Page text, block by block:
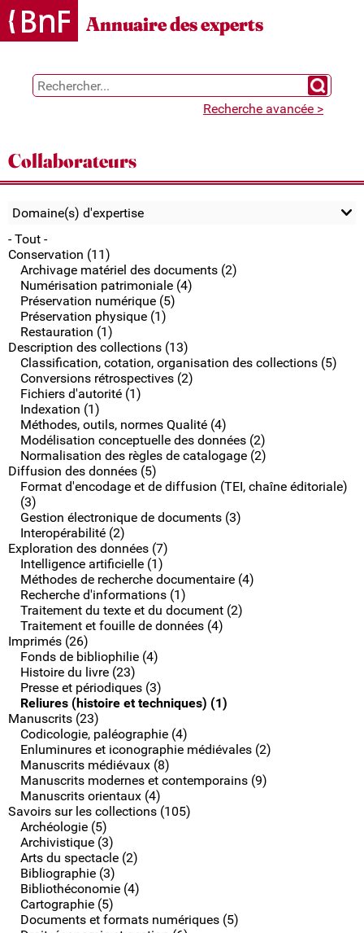
Gestion des cookies
Annuaire des experts
Chercher
Recherche avancée >
Collaborateurs
Domaine(s) d'expertise
- Tout -
Conservation (11)
Archivage matériel des documents (2)
Numérisation patrimoniale (4)
Préservation numérique (5)
Préservation physique (1)
Restauration (1)
Description des collections (13)
Classification, cotation, organisation des collections (5)
Conversions rétrospectives (2)
Fichiers d'autorité (1)
Indexation (1)
Méthodes, outils, normes Qualité (4)
Modélisation conceptuelle des données (2)
Normalisation des règles de catalogage (2)
Diffusion des données (5)
Format d'encodage et de diffusion (TEI, chaîne éditoriale)
(3)
Gestion électronique de documents (3)
Interopérabilité (2)
Exploration des données (7)
Intelligence artificielle (1)
Méthodes de recherche documentaire (4)
Recherche d'informations (1)
Traitement du texte et du document (2)
Traitement et fouille de données (4)
Imprimés (26)
Fonds de bibliophilie (4)
Histoire du livre (23)
Presse et périodiques (3)
Reliures (histoire et techniques) (1)
Manuscrits (23)
Codicologie, paléographie (4)
Enluminures et iconographie médiévales (2)
Manuscrits médiévaux (8)
Manuscrits modernes et contemporains (9)
Manuscrits orientaux (4)
Savoirs sur les collections (105)
Archéologie (5)
Archivistique (3)
Arts du spectacle (2)
Bibliographie (3)
Bibliothéconomie (4)
Cartographie (5)
Documents et formats numériques (5)